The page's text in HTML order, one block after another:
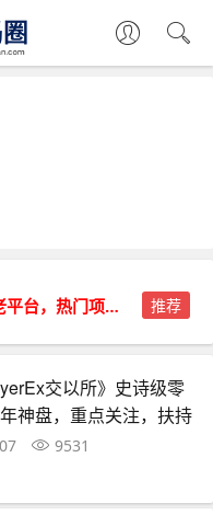
云上Focus接码短信平台，稳定老平台，热门项目都能接。 推荐
交以所》史诗级零
神盘，重点关注，扶持
9531